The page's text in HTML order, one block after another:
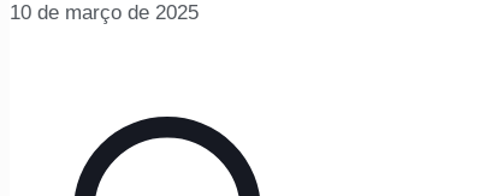
10 de março de 2025